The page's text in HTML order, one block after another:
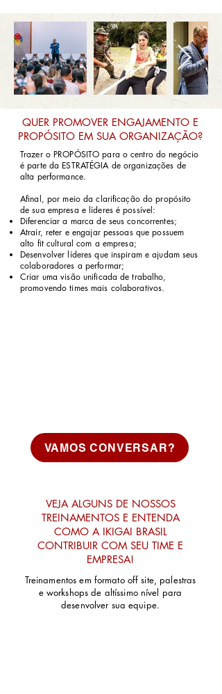
QUER PROMOVER ENGAJAMENTO E
PROPÓSITO EM SUA ORGANIZAÇÃO?
Trazer o PROPÓSITO para o centro do negócio
é parte da ESTRATÉGIA de organizações de
alta performance.
Afinal, por meio da clarificação do propósito
de sua empresa e líderes é possível:
Diferenciar a marca de seus concorrentes;
Atrair, reter e engajar pessoas que possuem
alto fit cultural com a empresa;
Desenvolver líderes que inspiram e ajudam seus
colaboradores a performar;
Criar uma visão unificada de trabalho,
promovendo times mais colaborativos.
VAMOS CONVERSAR?
VEJA ALGUNS DE NOSSOS
TREINAMENTOS E ENTENDA
COMO A IKIGAI BRASIL
CONTRIBUIR COM SEU TIME E
EMPRESA!
Treinamentos em formato off site, palestras
e workshops de altíssimo nível para
desenvolver sua equipe.